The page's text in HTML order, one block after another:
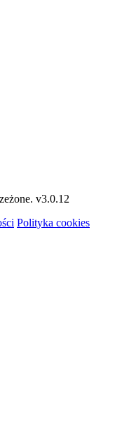
v3.0.12
Polityka cookies